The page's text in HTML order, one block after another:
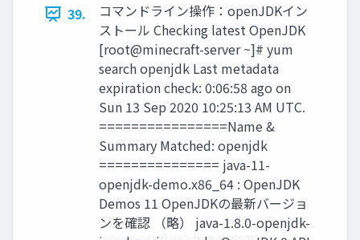
39.
コマンドライン操作：openJDKイン
ストール Checking latest OpenJDK
[root@minecraft-server ~]# yum
search openjdk Last metadata
expiration check: 0:06:58 ago on
Sun 13 Sep 2020 10:25:13 AM UTC.
================Name &
Summary Matched: openjdk
=============== java-11-
openjdk-demo.x86_64 : OpenJDK
Demos 11 OpenJDKの最新バージョ
ンを確認 （略） java-1.8.0-openjdk-